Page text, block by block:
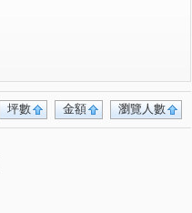
瀏覽人數
金額
坪數